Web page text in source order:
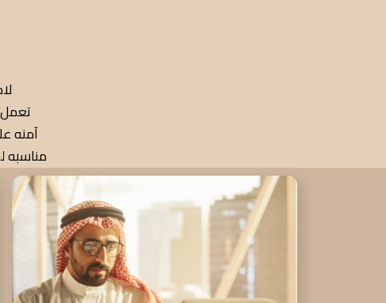
تعمل
آمنه
مناسبه
مناسبه